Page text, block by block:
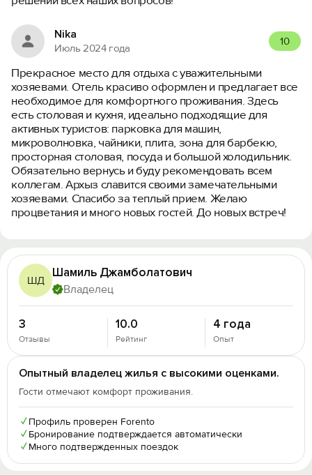
Nika
Июль 2024 года
10
Прекрасное место для отдыха с уважительными
хозяевами. Отель красиво оформлен и предлагает все
необходимое для комфортного проживания. Здесь
есть столовая и кухня, идеально подходящие для
активных туристов: парковка для машин,
микроволновка, чайники, плита, зона для барбекю,
просторная столовая, посуда и большой холодильник.
Обязательно вернусь и буду рекомендовать всем
коллегам. Архыз славится своими замечательными
хозяевами. Спасибо за теплый прием. Желаю
процветания и много новых гостей. До новых встреч!
ШД
Шамиль Джамболатович
Владелец
3
Отзывы
10.0
Рейтинг
4 года
Опыт
Опытный владелец жилья с высокими оценками.
Гости отмечают комфорт проживания.
✓ Профиль проверен Forento
✓ Бронирование подтверждается автоматически
✓ Много подтвержденных поездок